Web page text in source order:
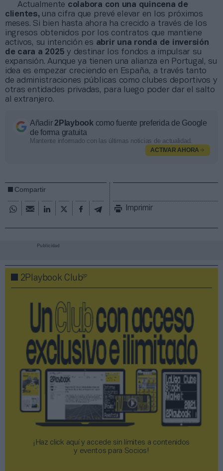
Actualmente colabora con una quincena de
clientes, una cifra que prevé elevar en los próximos
meses. Si bien hasta ahora ha crecido a través de los
ingresos obtenidos por los contratos que mantiene
activos, su intención es abrir una ronda de inversión
de cara a 2025 y destinar los fondos a impulsar su
expansión. Aunque ya tienen una alianza en Portugal, su
idea es empezar creciendo en España, a través tanto
de administraciones públicas como clubes deportivos y
otras entidades privadas, para luego poder dar el salto
al extranjero.
Añadir2Playbook como fuente preferida de Google
de forma gratuita
Mantente informado con las últimas noticias de actualidad.
ACTIVAR AHORA
Compartir
Imprimir
Publicidad
2Playbook Club2P
¡Haz click aquí y accede sin límites a contenidos
y eventos para Socios!​​​​​​​